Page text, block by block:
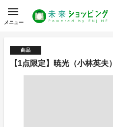
メニュー
商品
【1点限定】暁光（小林英夫）